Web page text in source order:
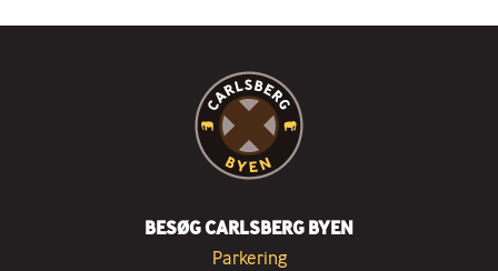
BESØG CARLSBERG BYEN
Parkering